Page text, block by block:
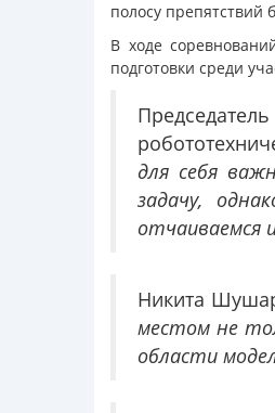
полосу препятствий
В ходе
подготовки среди
для себя
задачу,
отчаиваемся
Никита
местом не
области